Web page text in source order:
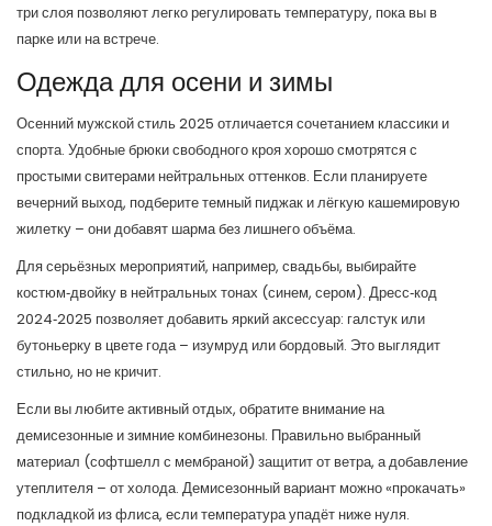
три слоя позволяют легко регулировать температуру, пока вы в
парке или на встрече.
Одежда для осени и зимы
Осенний мужской стиль 2025 отличается сочетанием классики и
спорта. Удобные брюки свободного кроя хорошо смотрятся с
простыми свитерами нейтральных оттенков. Если планируете
вечерний выход, подберите темный пиджак и лёгкую кашемировую
жилетку – они добавят шарма без лишнего объёма.
Для серьёзных мероприятий, например, свадьбы, выбирайте
костюм‑двойку в нейтральных тонах (синем, сером). Дресс‑код
2024‑2025 позволяет добавить яркий аксессуар: галстук или
бутоньерку в цвете года – изумруд или бордовый. Это выглядит
стильно, но не кричит.
Если вы любите активный отдых, обратите внимание на
демисезонные и зимние комбинезоны. Правильно выбранный
материал (софтшелл с мембраной) защитит от ветра, а добавление
утеплителя – от холода. Демисезонный вариант можно «прокачать»
подкладкой из флиса, если температура упадёт ниже нуля.